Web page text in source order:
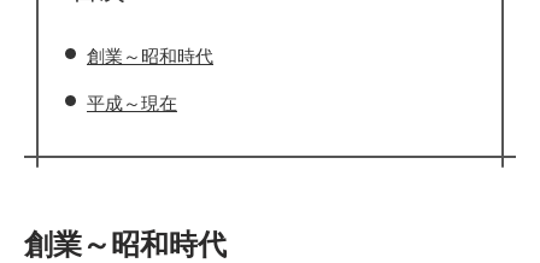
創業～昭和時代
平成～現在
創業～昭和時代